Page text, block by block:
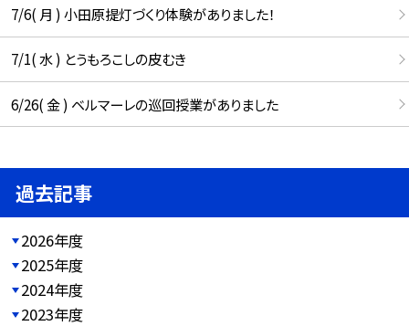
7/6( 月 ) 小田原提灯づくり体験がありました！
7/1( 水 ) とうもろこしの皮むき
6/26( 金 ) ベルマーレの巡回授業がありました
過去記事
2026年度
2025年度
2024年度
2023年度